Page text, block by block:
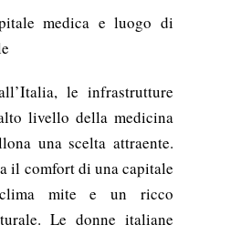
medica e luogo di
le infrastrutture
livello della medicina
una scelta attraente.
il comfort di una capitale
mite e un ricco
Le donne italiane